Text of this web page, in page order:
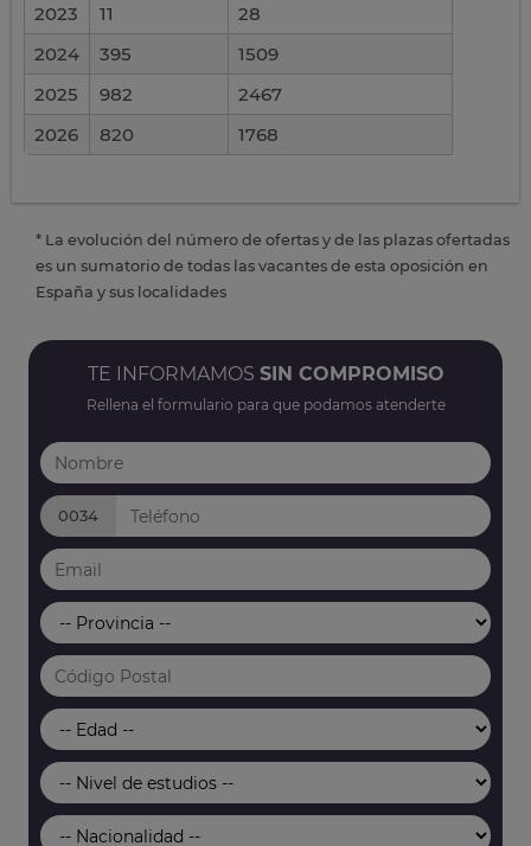
2023
11
28
2024
395
1509
2025
982
2467
2026
820 1768
* La evolución del número de ofertas y de las plazas ofertadas
es un sumatorio de todas las vacantes de esta oposición en
España y sus localidades
TE INFORMAMOS SIN COMPROMISO
Rellena el formulario para que podamos atenderte
0034